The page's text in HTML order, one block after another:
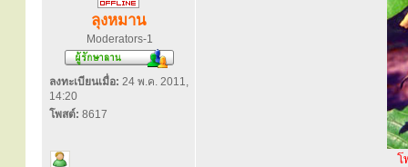
ลุงหมาน
Moderators-1
ลงทะเบียนเมื่อ: 24 พ.ค. 2011,
14:20
โพสต์: 8617
โ